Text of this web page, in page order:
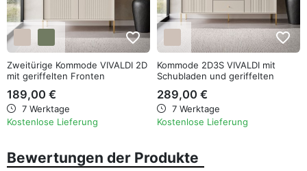
favorite_border
Zweitürige Kommode VIVALDI 2D
mit geriffelten Fronten
189,00 €
7 Werktage
Kostenlose Lieferung
favorite_border
Kommode 2D3S VIVALDI mit
Schubladen und geriffelten
289,00 €
7 Werktage
Kostenlose Lieferung
Bewertungen der Produkte